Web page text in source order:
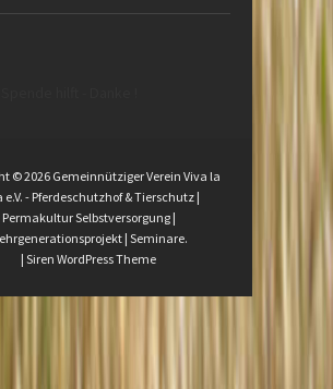
© 2026 Gemeinnütziger Verein Viva la
e.V.- Pferdeschutzhof & Tierschutz |
Permakultur Selbstversorgung |
| Seminare.
| Siren WordPress Theme